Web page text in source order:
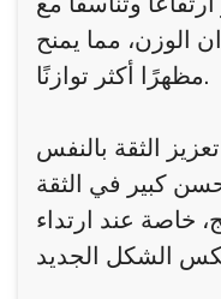
الوزن، مما يمنح
مظهرًا أكثر توازنًا.
تعزيز الثقة بالنفس
كبير في الثقة
خاصة عند ارتداء